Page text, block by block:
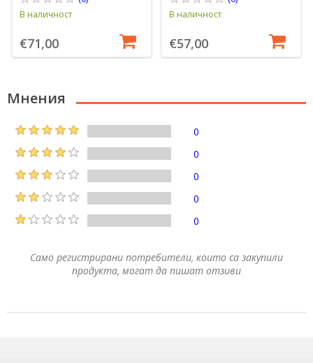
В наличност
€71,00
В наличност
€57,00
Мнения
0
0
0
0
0
Само регистрирани потребители, които са закупили
продукта, могат да пишат отзиви